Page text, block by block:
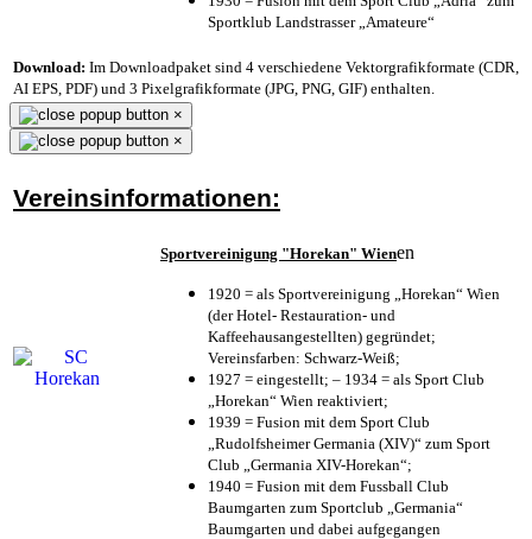
Sportklub Landstrasser „Amateure“
Download: Im Downloadpaket sind 4 verschiedene Vektorgrafikformate (CDR,
AI EPS, PDF) und 3 Pixelgrafikformate (JPG, PNG, GIF) enthalten.
×
×
Vereinsinformationen:
Sportvereinigung "Horekan" Wienen
1920 = als Sportvereinigung „Horekan“ Wien
(der Hotel- Restauration- und
Kaffeehausangestellten) gegründet;
Vereinsfarben: Schwarz-Weiß;
1927 = eingestellt; – 1934 = als Sport Club
„Horekan“ Wien reaktiviert;
1939 = Fusion mit dem Sport Club
„Rudolfsheimer Germania (XIV)“ zum Sport
Club „Germania XIV-Horekan“;
1940 = Fusion mit dem Fussball Club
Baumgarten zum Sportclub „Germania“
Baumgarten und dabei aufgegangen